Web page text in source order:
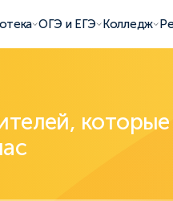
ОГЭ и ЕГЭ Колледж